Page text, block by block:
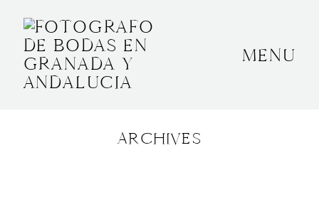
MENU
ARCHIVES
BODAS